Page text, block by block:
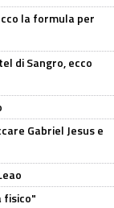
la formula per
di Sangro, ecco
Gabriel Jesus e
fisico"